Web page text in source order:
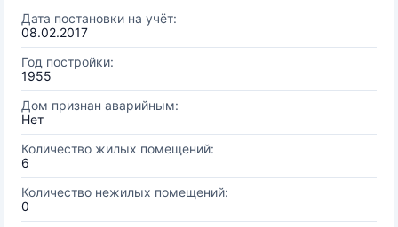
Дата постановки на учёт:
08.02.2017
Год постройки:
1955
Дом признан аварийным:
Нет
Количество жилых помещений:
6
Количество нежилых помещений:
0